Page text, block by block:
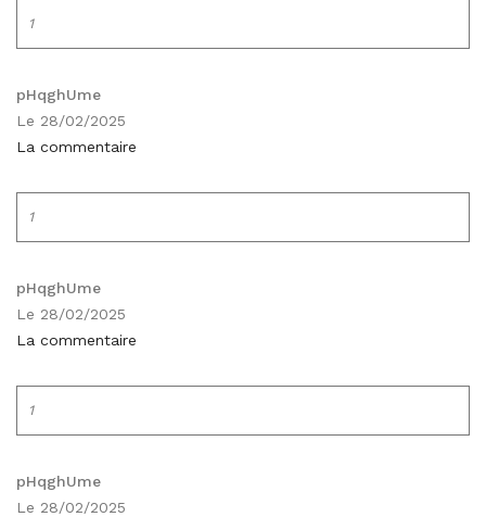
1
pHqghUme
Le 28/02/2025
La commentaire
1
pHqghUme
Le 28/02/2025
La commentaire
1
pHqghUme
Le 28/02/2025